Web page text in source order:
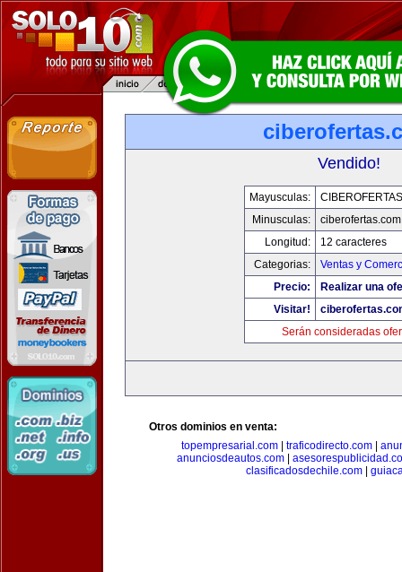
Vendido!
Mayusculas:
Minusculas:
ciberofertas.com
Longitud:
12 caracteres
Categorias:
Ventas y
Precio:
Realizar una
Visitar!
Serán consideradas
Otros dominios en venta:
topempresarial.com
traficodirecto.com
anunciosdeautos.com|
clasificadosdechile.com|